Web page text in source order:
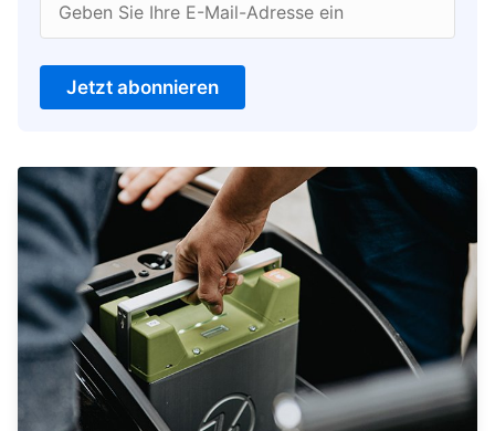
Geben Sie Ihre E-Mail-Adresse ein
Jetzt abonnieren